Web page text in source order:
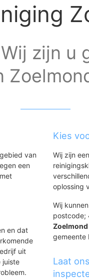
zijn u
van
een
en dat
uit
juiste
Kies
Wij zijn
oplossing
Wij
postcode;
Zoelmond
gemeente
Laat